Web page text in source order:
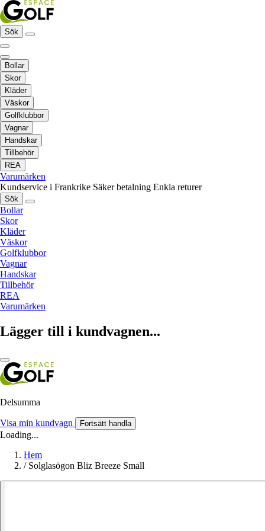
Sök
Bollar
Skor
Kläder
Väskor
Golfklubbor
Vagnar
Handskar
Tillbehör
REA
Varumärken
Kundservice i Frankrike Säker betalning Enkla returer
Sök
Bollar
Skor
Kläder
Väskor
Golfklubbor
Vagnar
Handskar
Tillbehör
REA
Varumärken
Lägger till i kundvagnen...
Delsumma
Visa min kundvagn Fortsätt handla
Loading...
Hem
/ Solglasögon Bliz Breeze Small